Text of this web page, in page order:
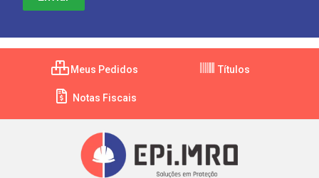
Meus Pedidos Títulos
Notas Fiscais